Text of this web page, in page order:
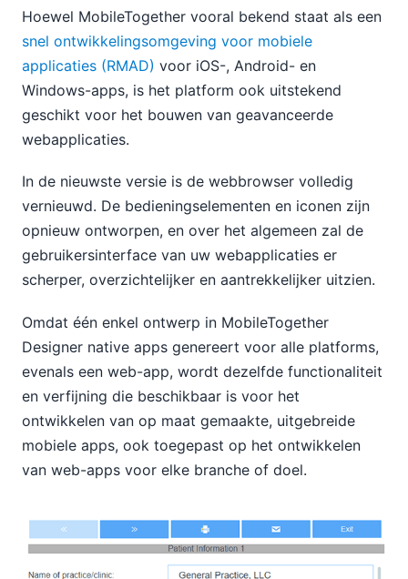
Hoewel MobileTogether vooral bekend staat als een
snel ontwikkelingsomgeving voor mobiele
applicaties (RMAD) voor iOS-, Android- en
Windows-apps, is het platform ook uitstekend
geschikt voor het bouwen van geavanceerde
webapplicaties.
In de nieuwste versie is de webbrowser volledig
vernieuwd. De bedieningselementen en iconen zijn
opnieuw ontworpen, en over het algemeen zal de
gebruikersinterface van uw webapplicaties er
scherper, overzichtelijker en aantrekkelijker uitzien.
Omdat één enkel ontwerp in MobileTogether
Designer native apps genereert voor alle platforms,
evenals een web-app, wordt dezelfde functionaliteit
en verfijning die beschikbaar is voor het
ontwikkelen van op maat gemaakte, uitgebreide
mobiele apps, ook toegepast op het ontwikkelen
van web-apps voor elke branche of doel.